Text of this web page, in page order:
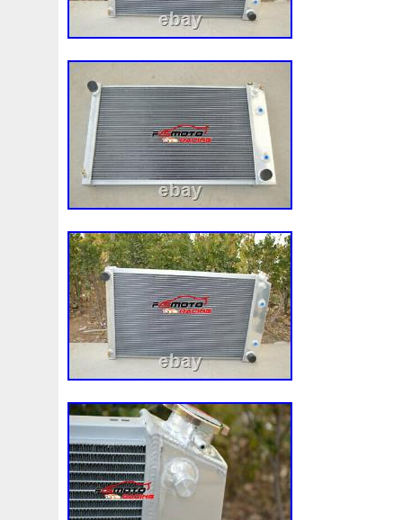
874615p 877968x
8k0121251h 8k0121251r 8milelake
8v618005be 8v618c607eb 90-03
92120eb400 94-01 94942a2
A0005002686 A00514600 A0995000004
A1635000155 A1635000293 A163500155
A1695002693 A1695050255 A1698203642
A2035000293kz A2035001193 A2045001203
A2115001693 A2115002293 A2115003102
A2479060100 A4155000293 A4539064300
Accesoires Accessoire Accessoires
Acrobate Action Adapté Adg09116
Ah228t000aa Airis Airtec Airtex
Alluminio Alpha Alukuehler Alum
Amélioré Amenagement America
Antigel Apachie Appareil Apple